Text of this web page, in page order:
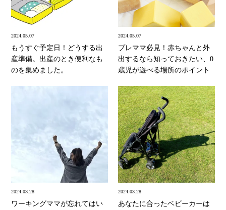
2024.05.07
もうすぐ予定日！どうする出
産準備。出産のとき便利なも
のを集めました。
2024.05.07
プレママ必見！赤ちゃんと外
出するなら知っておきたい、0
歳児が遊べる場所のポイント
2024.03.28
ワーキングママが忘れてはい
2024.03.28
あなたに合ったベビーカーは